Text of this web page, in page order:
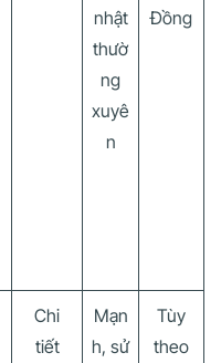
nhật
thườ
ng
xuyê
n
Đồng
Chi
tiết
Mạn
h, sử
Tùy
theo